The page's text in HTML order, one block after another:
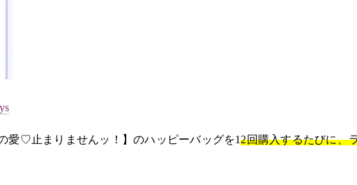
愛♡止まりませんッ！】のハッピーバッグを12回購入するたびに、